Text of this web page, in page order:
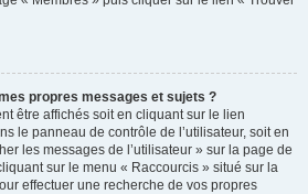
propres messages et sujets ?
être affichés soit en cliquant sur le lien
le panneau de contrôle de l’utilisateur, soit en
les messages de l’utilisateur » sur la page de
sur le menu « Raccourcis » situé sur la
effectuer une recherche de vos propres